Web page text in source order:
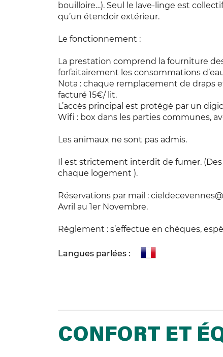
bouilloire…). Seul le lave-linge est
qu’un étendoir extérieur.
Le fonctionnement :
La prestation comprend la fourniture
forfaitairement les consommations
Nota : chaque remplacement de draps
facturé 15€/ lit.
L’accès principal est protégé par un
Wifi : box dans les parties communes,
Les animaux ne sont pas admis.
Il est strictement interdit de fumer.
chaque logement ).
Réservations par mail :
Avril au 1er Novembre.
Règlement : s’effectue en chèques,
Langues parlées :
CONFORT ET